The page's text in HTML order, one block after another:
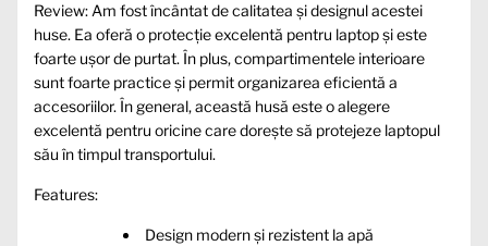
Review: Am fost încântat de calitatea și designul acestei
huse. Ea oferă o protecție excelentă pentru laptop și este
foarte ușor de purtat. În plus, compartimentele interioare
sunt foarte practice și permit organizarea eficientă a
accesoriilor. În general, această husă este o alegere
excelentă pentru oricine care dorește să protejeze laptopul
său în timpul transportului.
Features:
Design modern și rezistent la apă